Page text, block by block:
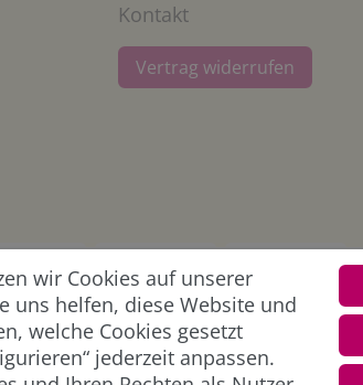
Kontakt
Vertrag widerrufen
wir Cookies auf unserer
uns helfen, diese Website und
welche Cookies gesetzt
jederzeit anpassen.